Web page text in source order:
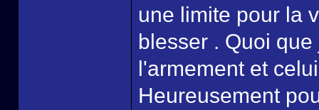
une limite pour la
blesser . Quoi
l'armement et
Heureusement